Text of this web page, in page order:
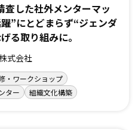
した社外メンターマッ
”にとどまらず“ジェンダ
る取り組みに。
式会社
・ワークショップ
ター 組織文化構築